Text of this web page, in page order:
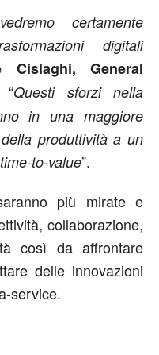
certamente
digitali
Cislaghi, General
Questi sforzi nella
in una maggiore
produttività a un
to-value”.
più mirate e
collaborazione,
così da affrontare
delle innovazioni
service.